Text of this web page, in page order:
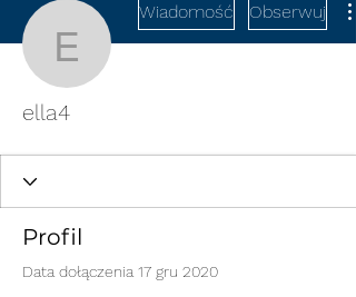
ella4
Wiadomość Obserwuj
ella4
Profil
Data dołączenia 17 gru 2020